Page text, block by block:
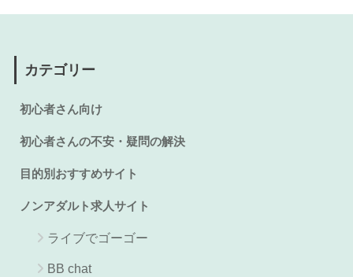
カテゴリー
初心者さん向け
初心者さんの不安・疑問の解決
目的別おすすめサイト
ノンアダルト求人サイト
ライブでゴーゴー
BB chat